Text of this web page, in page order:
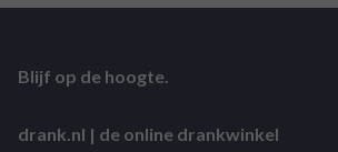
drank.nl | de online drankwinkel
Blijf op de hoogte.